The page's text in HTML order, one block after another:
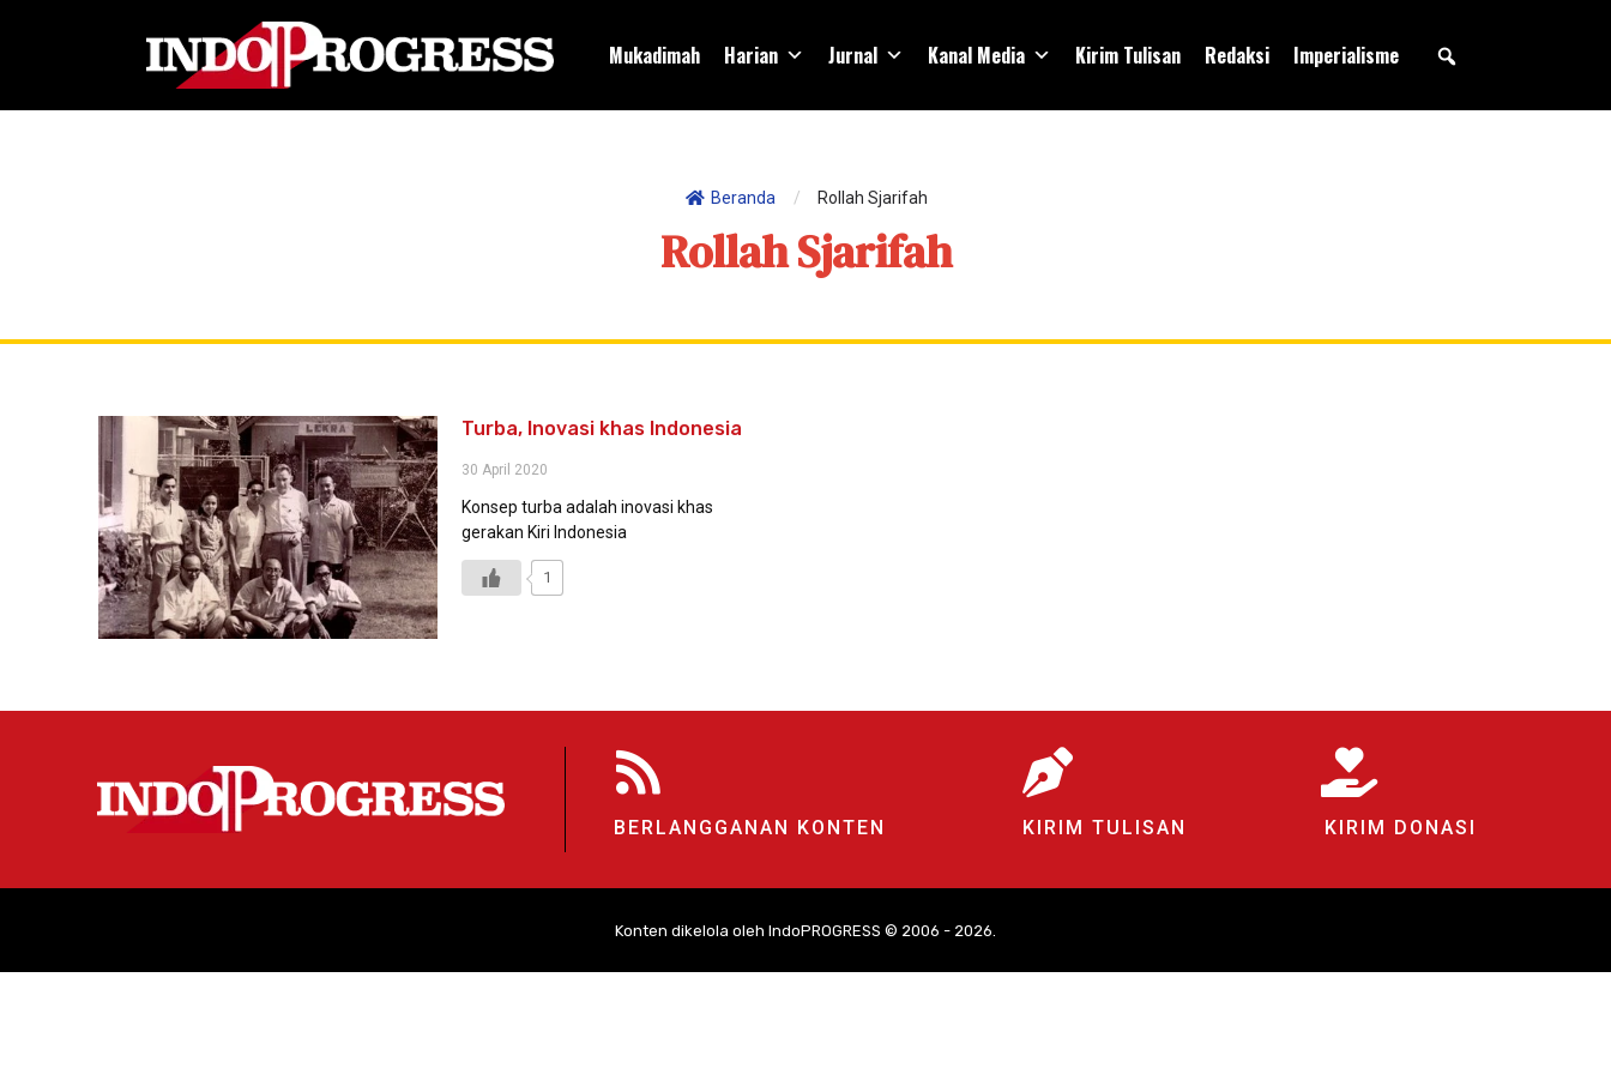
Mukadimah Harian Jurnal Kanal Media Kirim Tulisan Redaksi Imperialisme
Beranda / Rollah Sjarifah
Rollah Sjarifah
Turba, Inovasi khas Indonesia
30 April 2020
Konsep turba adalah inovasi khas
gerakan Kiri Indonesia
1
BERLANGGANAN KONTEN KIRIM TULISAN KIRIM DONASI
Konten dikelola oleh IndoPROGRESS © 2006 - 2026.